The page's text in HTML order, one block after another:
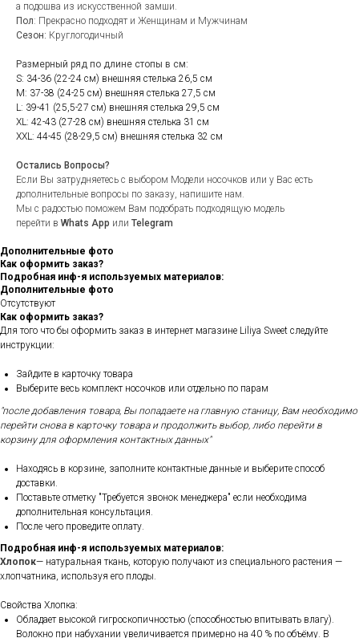
а подошва из искусственной замши.
Пол: Прекрасно подходят и Женщинам и Мужчинам
Сезон: Круглогодичный
Размерный ряд по длине стопы в см:
S: 34-36 (22-24 см) внешняя стелька 26,5 см
М: 37-38 (24-25 см) внешняя стелька 27,5 см
L: 39-41 (25,5-27 см) внешняя стелька 29,5 см
XL: 42-43 (27-28 см) внешняя стелька 31 см
ХХL: 44-45 (28-29,5 см) внешняя стелька 32 см
Остались Вопросы?
Если Вы затрудняетесь с выбором Модели носочков или у Вас есть
дополнительные вопросы по заказу, напишите нам.
Мы с радостью поможем Вам подобрать подходящую модель
перейти в Whats App или Telegram
Дополнительные фото
Как оформить заказ?
Подробная инф-я используемых материалов:
Дополнительные фото
Отсутствуют
Как оформить заказ?
Для того что бы оформить заказ в интернет магазине Liliya Sweet следуйте
инструкции:
Зайдите в карточку товара
Выберите весь комплект носочков или отдельно по парам
"после добавления товара, Вы попадаете на главную станицу, Вам необходимо
перейти снова в карточку товара и продолжить выбор, либо перейти в
корзину для оформления контактных данных"
Находясь в корзине, заполните контактные данные и выберите способ
доставки.
Поставьте отметку "Требуется звонок менеджера" если необходима
дополнительная консультация.
После чего проведите оплату.
Подробная инф-я используемых материалов:
Хлопок— натуральная ткань, которую получают из специального растения —
хлопчатника, используя его плоды.
Свойства Хлопка:
Обладает высокой гигроскопичностью (способностью впитывать влагу).
Волокно при набухании увеличивается примерно на 40 % по объёму. В